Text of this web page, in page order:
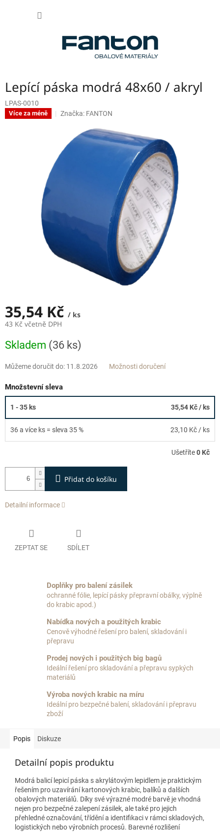
Lepící páska modrá 48x60 / akryl
LPAS-0010
Více za méně Značka: FANTON
35,54 Kč / ks
43 Kč včetně DPH
cena:
Skladem (36 ks)
Můžeme doručit do: 11.8.2026 Možnosti doručení
Množstevní sleva
1 - 35 ks 35,54 Kč/ ks
36 a více ks = sleva 35 % 23,10 Kč / ks
Ušetříte0 Kč
Přidat do košíku
Detailní informace
ZEPTAT SE SDÍLET
Doplňky pro balení zásilek
ochranné fólie, lepící pásky přepravní obálky, výplně
do krabic apod.)
Nabídka nových a použitých krabic
Cenově výhodné řešení pro balení, skladování i
přepravu
Prodej nových i použitých big bagů
Ideální řešení pro skladování a přepravu sypkých
materiálů
Výroba nových krabic na míru
Ideální pro bezpečné balení, skladování i přepravu
zboží
Popis Diskuze
Detailní popis produktu
Modrá balicí lepicí páska s akrylátovým lepidlem je praktickým
řešením pro uzavírání kartonových krabic, balíků a dalších
obalových materiálů. Díky své výrazné modré barvě je vhodná
nejen pro bezpečné zalepení zásilek, ale také pro jejich
přehledné označování, třídění a identifikaci v rámci skladových,
logistických nebo výrobních procesů. Barevné rozlišení